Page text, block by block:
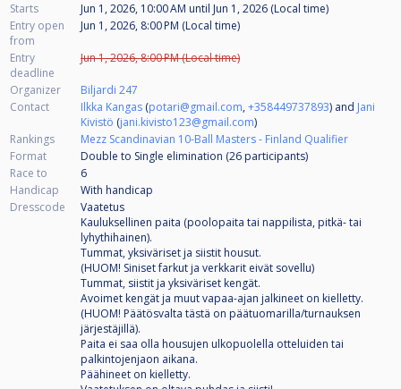
Starts Jun 1, 2026, 10:00 AM until Jun 1, 2026 (Local time)
Entry open
from
Jun 1, 2026, 8:00 PM (Local time)
Entry
deadline
Jun 1, 2026, 8:00 PM (Local time)
Organizer
Biljardi 247
Contact
Ilkka Kangas (potari@gmail.com,+358449737893) and Jani
Kivistö (jani.kivisto123@gmail.com)
Rankings
Mezz Scandinavian 10-Ball Masters - Finland Qualifier
Format
Double to Single elimination (26 participants)
Race to
6
Handicap
With handicap
Dresscode
Vaatetus
Kauluksellinen paita (poolopaita tai nappilista, pitkä- tai
lyhythihainen).
Tummat, yksiväriset ja siistit housut.
(HUOM! Siniset farkut ja verkkarit eivät sovellu)
Tummat, siistit ja yksiväriset kengät.
Avoimet kengät ja muut vapaa-ajan jalkineet on kielletty.
(HUOM! Päätösvalta tästä on päätuomarilla/turnauksen
järjestäjillä).
Paita ei saa olla housujen ulkopuolella otteluiden tai
palkintojenjaon aikana.
Päähineet on kielletty.